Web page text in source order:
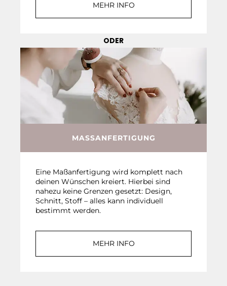
MEHR INFO
ODER
MASSANFERTIGUNG
Eine Maßanfertigung wird komplett nach
deinen Wünschen kreiert. Hierbei sind
nahezu keine Grenzen gesetzt: Design,
Schnitt, Stoff – alles kann individuell
bestimmt werden.
MEHR INFO